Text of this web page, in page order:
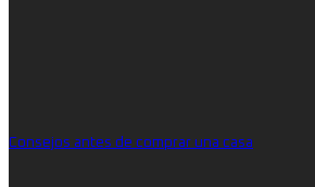
Consejos antes de comprar una casa